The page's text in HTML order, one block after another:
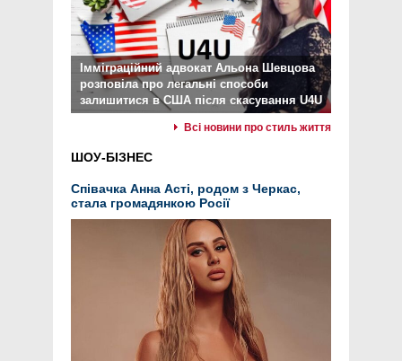
Імміграційний адвокат Альона Шевцова
розповіла про легальні способи
залишитися в США після скасування U4U
Всі новини про стиль життя
ШОУ-БІЗНЕС
Співачка Анна Асті, родом з Черкас,
стала громадянкою Росії